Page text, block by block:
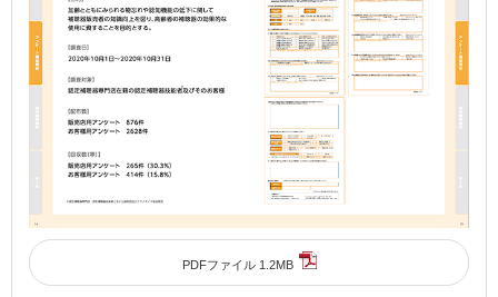
PDFファイル 1.2MB